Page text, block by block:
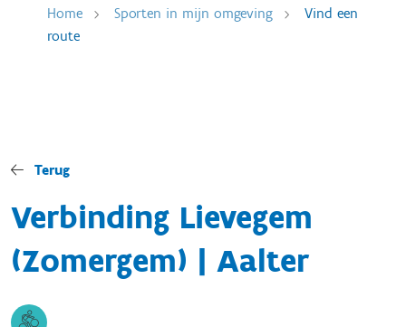
Home Sporten in mijn omgeving
Vind een
route
Terug
Verbinding Lievegem
(Zomergem) | Aalter